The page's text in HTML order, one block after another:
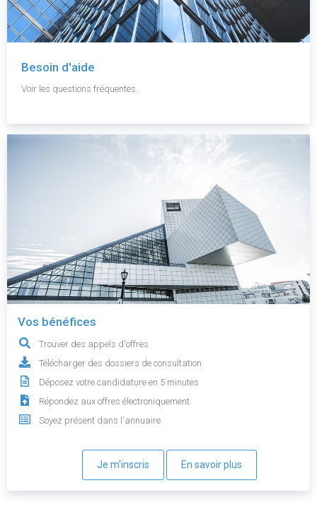
Besoin d'aide
Voir les questions fréquentes.
Vos bénéfices
Trouver des appels d'offres
Télécharger des dossiers de consultation
Déposez votre candidature en 5 minutes
Répondez aux offres électroniquement
Soyez présent dans l'annuaire
Je m'inscris En savoir plus